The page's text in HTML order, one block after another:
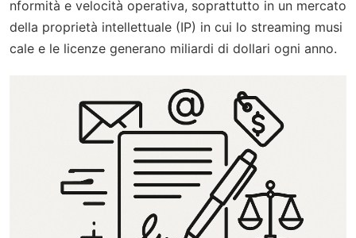
nformità e velocità operativa, soprattutto in un mercato
della proprietà intellettuale (IP) in cui lo streaming musi
cale e le licenze generano miliardi di dollari ogni anno.